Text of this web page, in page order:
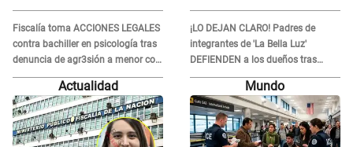
editado...”
Fiscalía toma ACCIONES LEGALES
contra bachiller en psicología tras
denuncia de agr3sión a menor con
autismo
editado...”
¡LO DEJAN CLARO! Padres de
integrantes de 'La Bella Luz'
DEFIENDEN a los dueños tras
denuncia: “Nunca vimos nada...”
Actualidad Mundo